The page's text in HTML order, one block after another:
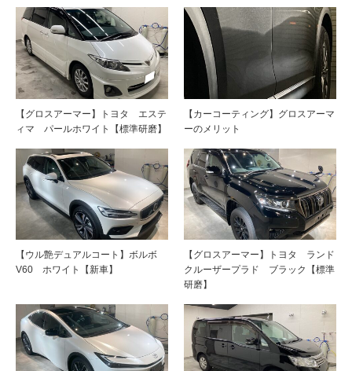
【グロスアーマー】トヨタ エステ
ィマ パールホワイト【標準研磨】
【カーコーティング】グロスアーマ
ーのメリット
【ウル艶デュアルコート】ボルボ
V60 ホワイト【新車】
【グロスアーマー】トヨタ ランド
クルーザープラド ブラック【標準
研磨】